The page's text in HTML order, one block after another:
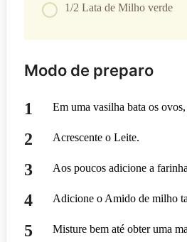
1/2 Lata de Milho verde
Modo de preparo
Em uma vasilha bata os
Acrescente o Leite.
Aos poucos adicione a
Adicione o Amido de milho
Misture bem até obter uma